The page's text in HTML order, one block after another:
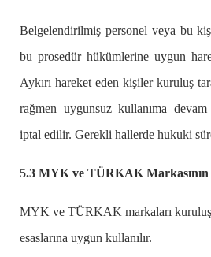
Belgelendirilmiş personel veya bu
bu prosedür hükümlerine uygun
Aykırı hareket eden kişiler kuruluş
rağmen uygunsuz kullanıma
iptal edilir. Gerekli hallerde hukuki
5.3 MYK ve TÜRKAK Markasının
MYK ve TÜRKAK markaları
esaslarına uygun kullanılır.